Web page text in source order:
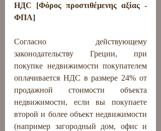
НДС [Φόρος προστιθέμενης αξίας -
ΦΠΑ]
Согласно действующему
законодательству Греции, при
покупке недвижимости покупателем
оплачивается НДС в размере 24% от
продажной стоимости объекта
недвижимости, если вы покупаете
второй и более объект недвижимости
(например загородный дом, офис и